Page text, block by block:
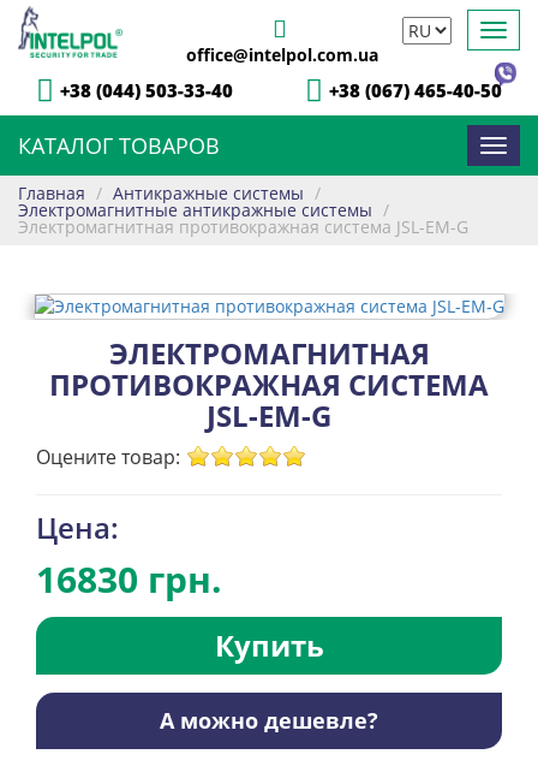
office@intelpol.com.ua
+38 (044) 503-33-40 +38 (067) 465-40-50
КАТАЛОГ ТОВАРОВ
Главная / Антикражные системы /
Электромагнитные антикражные системы /
Электромагнитная противокражная система JSL-EM-G
ЭЛЕКТРОМАГНИТНАЯ
ПРОТИВОКРАЖНАЯ СИСТЕМА
JSL-EM-G
Оцените товар:
Цена:
16830 грн.
Купить
А можно дешевле?